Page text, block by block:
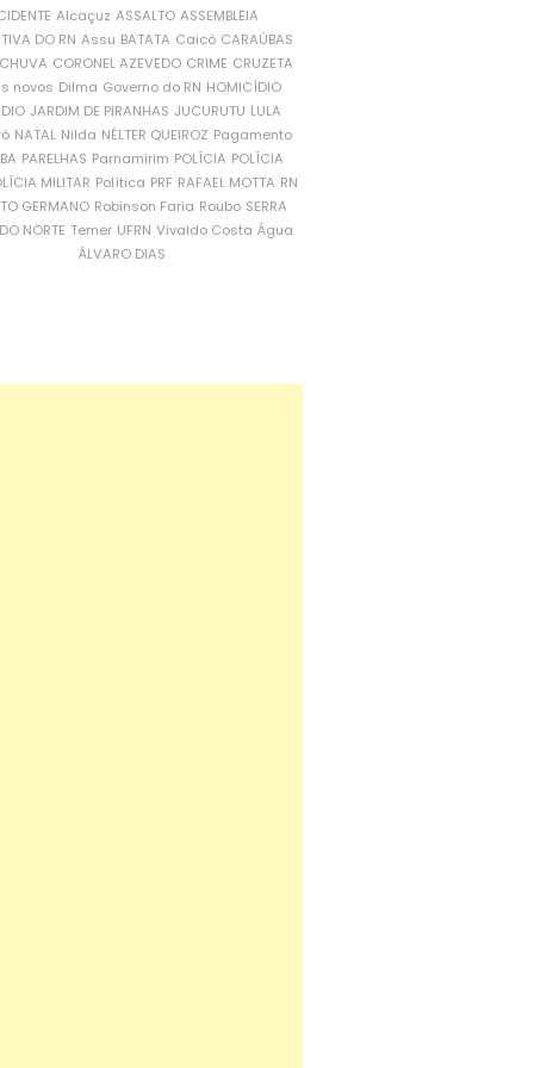
Alcaçuz ASSALTO ASSEMBLEIA
DO RN Assu BATATA Caicó CARAÚBAS
CORONEL AZEVEDO CRIME CRUZETA
novos Dilma Governo do RN HOMICÍDIO
JARDIM DE PIRANHAS JUCURUTU LULA
NATAL Nilda NÉLTER QUEIROZ Pagamento
PARELHAS Parnamirim POLÍCIA POLÍCIA
MILITAR Política PRF RAFAEL MOTTA RN
GERMANO Robinson Faria Roubo SERRA
NORTE Temer UFRN Vivaldo Costa Água
ÁLVARO DIAS